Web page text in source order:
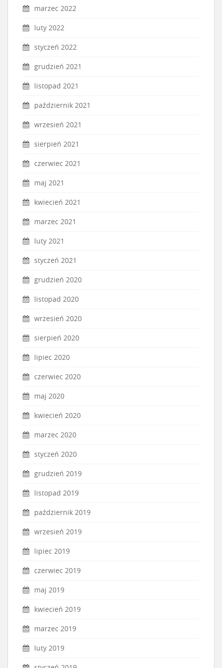
marzec 2022
luty 2022
styczeń 2022
grudzień 2021
listopad 2021
październik 2021
wrzesień 2021
sierpień 2021
czerwiec 2021
maj 2021
kwiecień 2021
marzec 2021
luty 2021
styczeń 2021
grudzień 2020
listopad 2020
wrzesień 2020
sierpień 2020
lipiec 2020
czerwiec 2020
maj 2020
kwiecień 2020
marzec 2020
styczeń 2020
grudzień 2019
listopad 2019
październik 2019
wrzesień 2019
lipiec 2019
czerwiec 2019
maj 2019
kwiecień 2019
marzec 2019
luty 2019